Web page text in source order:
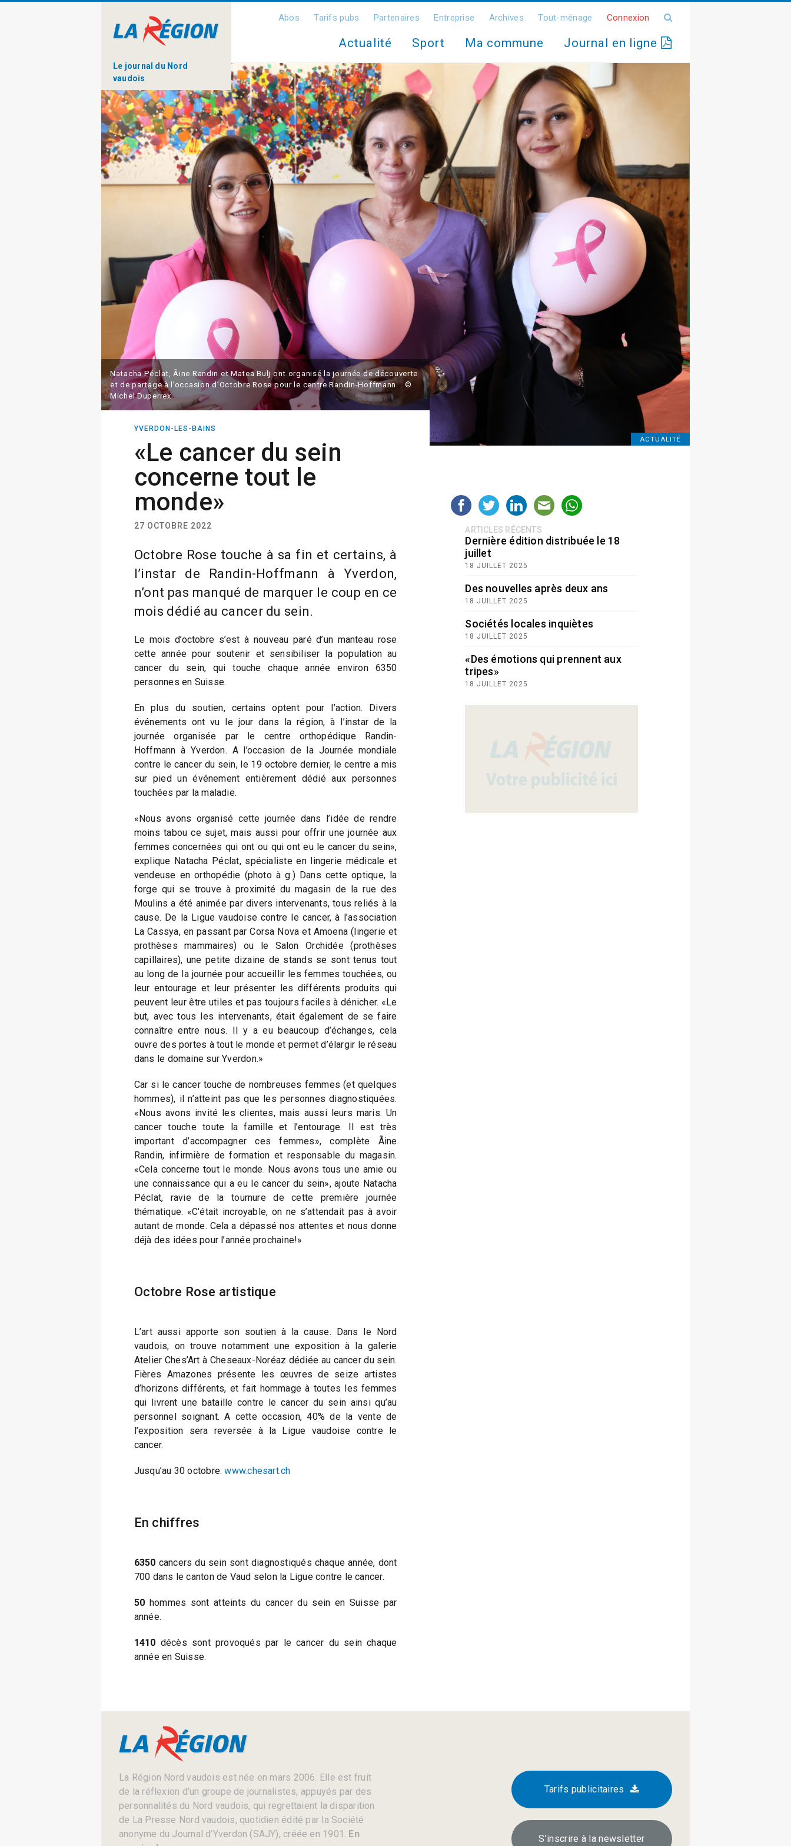
Le journal du Nord
vaudois
Abos Tarifs pubs Partenaires Entreprise Archives Tout-ménage Connexion
Actualité Sport Ma commune Journal en ligne
ACTUALITÉ
Natacha Péclat, Ãine Randin et Matea Bulj ont organisé la journée de découverte
et de partage à l’occasion d’Octobre Rose pour le centre Randin-Hoffmann. . ©
Michel Duperrex
YVERDON-LES-BAINS
«Le cancer du sein
concerne tout le
monde»
27 OCTOBRE 2022
Octobre Rose touche à sa fin et certains, à
l’instar de Randin-Hoffmann à Yverdon,
n’ont pas manqué de marquer le coup en ce
mois dédié au cancer du sein.
Le mois d’octobre s’est à nouveau paré d’un manteau rose
cette année pour soutenir et sensibiliser la population au
cancer du sein, qui touche chaque année environ 6350
personnes en Suisse.
En plus du soutien, certains optent pour l’action. Divers
événements ont vu le jour dans la région, à l’instar de la
journée organisée par le centre orthopédique Randin-
Hoffmann à Yverdon. A l’occasion de la Journée mondiale
contre le cancer du sein, le 19 octobre dernier, le centre a mis
sur pied un événement entièrement dédié aux personnes
touchées par la maladie.
«Nous avons organisé cette journée dans l’idée de rendre
moins tabou ce sujet, mais aussi pour offrir une journée aux
femmes concernées qui ont ou qui ont eu le cancer du sein»,
explique Natacha Péclat, spécialiste en lingerie médicale et
vendeuse en orthopédie (photo à g.) Dans cette optique, la
forge qui se trouve à proximité du magasin de la rue des
Moulins a été animée par divers intervenants, tous reliés à la
cause. De la Ligue vaudoise contre le cancer, à l’association
La Cassya, en passant par Corsa Nova et Amoena (lingerie et
prothèses mammaires) ou le Salon Orchidée (prothèses
capillaires), une petite dizaine de stands se sont tenus tout
au long de la journée pour accueillir les femmes touchées, ou
leur entourage et leur présenter les différents produits qui
peuvent leur être utiles et pas toujours faciles à dénicher. «Le
but, avec tous les intervenants, était également de se faire
connaître entre nous. Il y a eu beaucoup d’échanges, cela
ouvre des portes à tout le monde et permet d’élargir le réseau
dans le domaine sur Yverdon.»
Car si le cancer touche de nombreuses femmes (et quelques
hommes), il n’atteint pas que les personnes diagnostiquées.
«Nous avons invité les clientes, mais aussi leurs maris. Un
cancer touche toute la famille et l’entourage. Il est très
important d’accompagner ces femmes», complète Ãine
Randin, infirmière de formation et responsable du magasin.
«Cela concerne tout le monde. Nous avons tous une amie ou
une connaissance qui a eu le cancer du sein», ajoute Natacha
Péclat, ravie de la tournure de cette première journée
thématique. «C’était incroyable, on ne s’attendait pas à avoir
autant de monde. Cela a dépassé nos attentes et nous donne
déjà des idées pour l’année prochaine!»
Octobre Rose artistique
L’art aussi apporte son soutien à la cause. Dans le Nord
vaudois, on trouve notamment une exposition à la galerie
Atelier Ches’Art à Cheseaux-Noréaz dédiée au cancer du sein.
Fières Amazones présente les œuvres de seize artistes
d’horizons différents, et fait hommage à toutes les femmes
qui livrent une bataille contre le cancer du sein ainsi qu’au
personnel soignant. A cette occasion, 40% de la vente de
l’exposition sera reversée à la Ligue vaudoise contre le
cancer.
Jusqu’au 30 octobre.www.chesart.ch
En chiffres
6350 cancers du sein sont diagnostiqués chaque année, dont
700 dans le canton de Vaud selon la Ligue contre le cancer.
50 hommes sont atteints du cancer du sein en Suisse par
année.
1410 décès sont provoqués par le cancer du sein chaque
année en Suisse.
ARTICLES RÉCENTS
Dernière édition distribuée le 18
juillet
18 JUILLET 2025
Des nouvelles après deux ans
18 JUILLET 2025
Sociétés locales inquiètes
18 JUILLET 2025
«Des émotions qui prennent aux
tripes»
18 JUILLET 2025
La Région Nord vaudois est née en mars 2006. Elle est fruit
de la réflexion d’un groupe de journalistes, appuyés par des
personnalités du Nord vaudois, qui regrettaient la disparition
de La Presse Nord vaudois, quotidien édité par la Société
anonyme du Journal d’Yverdon (SAJY), créée en 1901. En
Tarifs publicitaires
S’inscrire à la newsletter